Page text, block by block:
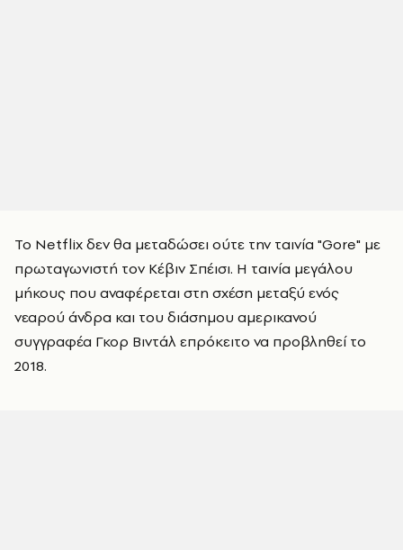
Το Netflix δεν θα μεταδώσει ούτε την ταινία "Gore" με
πρωταγωνιστή τον Κέβιν Σπέισι. Η ταινία μεγάλου
μήκους που αναφέρεται στη σχέση μεταξύ ενός
νεαρού άνδρα και του διάσημου αμερικανού
συγγραφέα Γκορ Βιντάλ επρόκειτο να προβληθεί το
2018.